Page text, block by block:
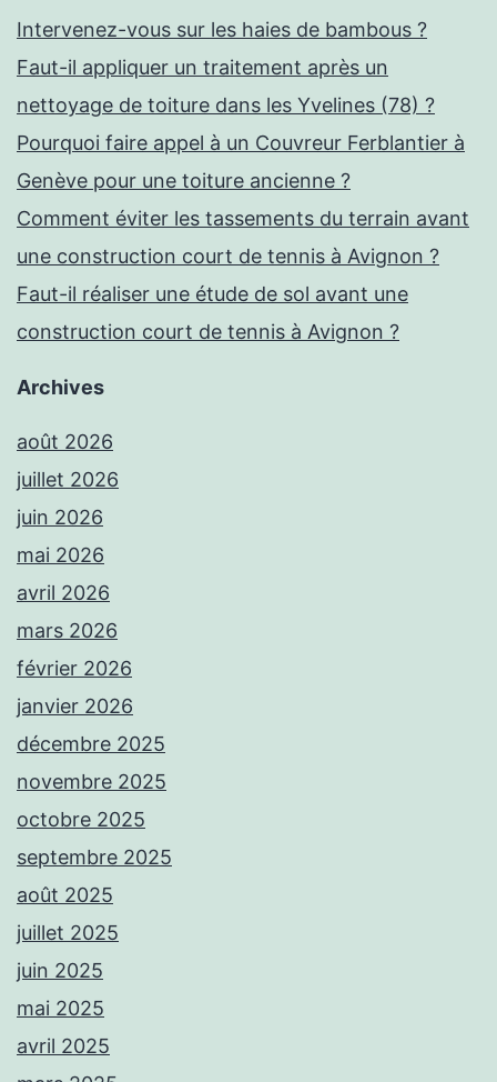
Intervenez-vous sur les haies de bambous ?
Faut-il appliquer un traitement après un
nettoyage de toiture dans les Yvelines (78) ?
Pourquoi faire appel à un Couvreur Ferblantier à
Genève pour une toiture ancienne ?
Comment éviter les tassements du terrain avant
une construction court de tennis à Avignon ?
Faut-il réaliser une étude de sol avant une
construction court de tennis à Avignon ?
Archives
août 2026
juillet 2026
juin 2026
mai 2026
avril 2026
mars 2026
février 2026
janvier 2026
décembre 2025
novembre 2025
octobre 2025
septembre 2025
août 2025
juillet 2025
juin 2025
mai 2025
avril 2025